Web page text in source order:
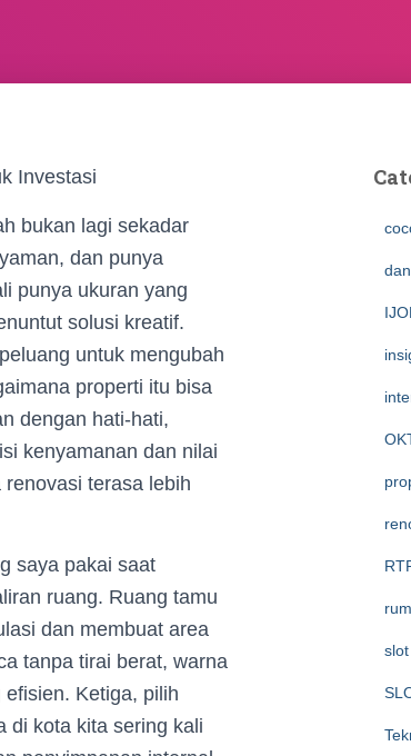
Investasi
bukan lagi sekadar
dan punya
punya ukuran yang
solusi kreatif.
untuk mengubah
properti itu bisa
dengan hati-hati,
kenyamanan dan nilai
terasa lebih
saya pakai saat
ruang. Ruang tamu
dan membuat area
tanpa tirai berat, warna
Ketiga, pilih
di kota kita sering kali